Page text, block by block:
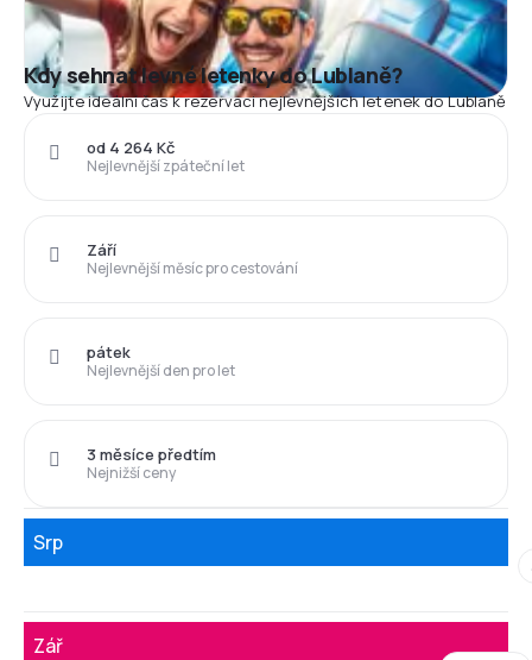
Kdy sehnat levné letenky do Lublaně?
Využijte ideální čas k rezervaci nejlevnějších letenek do Lublaně
Nejlevnější zpáteční let
od 4 264 Kč
Nejlevnější měsíc pro cestování
Září
Nejlevnější den pro let
pátek
Nejnižší ceny
3 měsíce předtím
Srp
Zář